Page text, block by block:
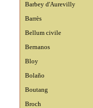
Barbey d'Aurevilly
Barrès
Bellum civile
Bernanos
Bloy
Bolaño
Boutang
Broch